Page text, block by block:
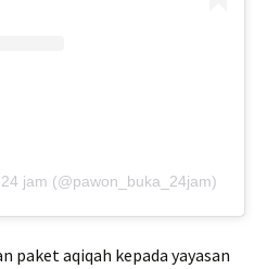
jam (@pawon_buka_24jam)
paket aqiqah kepada yayasan